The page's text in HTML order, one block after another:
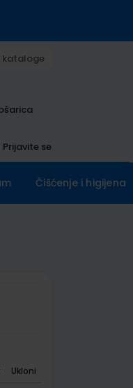
kataloge
Prijavite se
Čišćenje i higijena
Ukloni